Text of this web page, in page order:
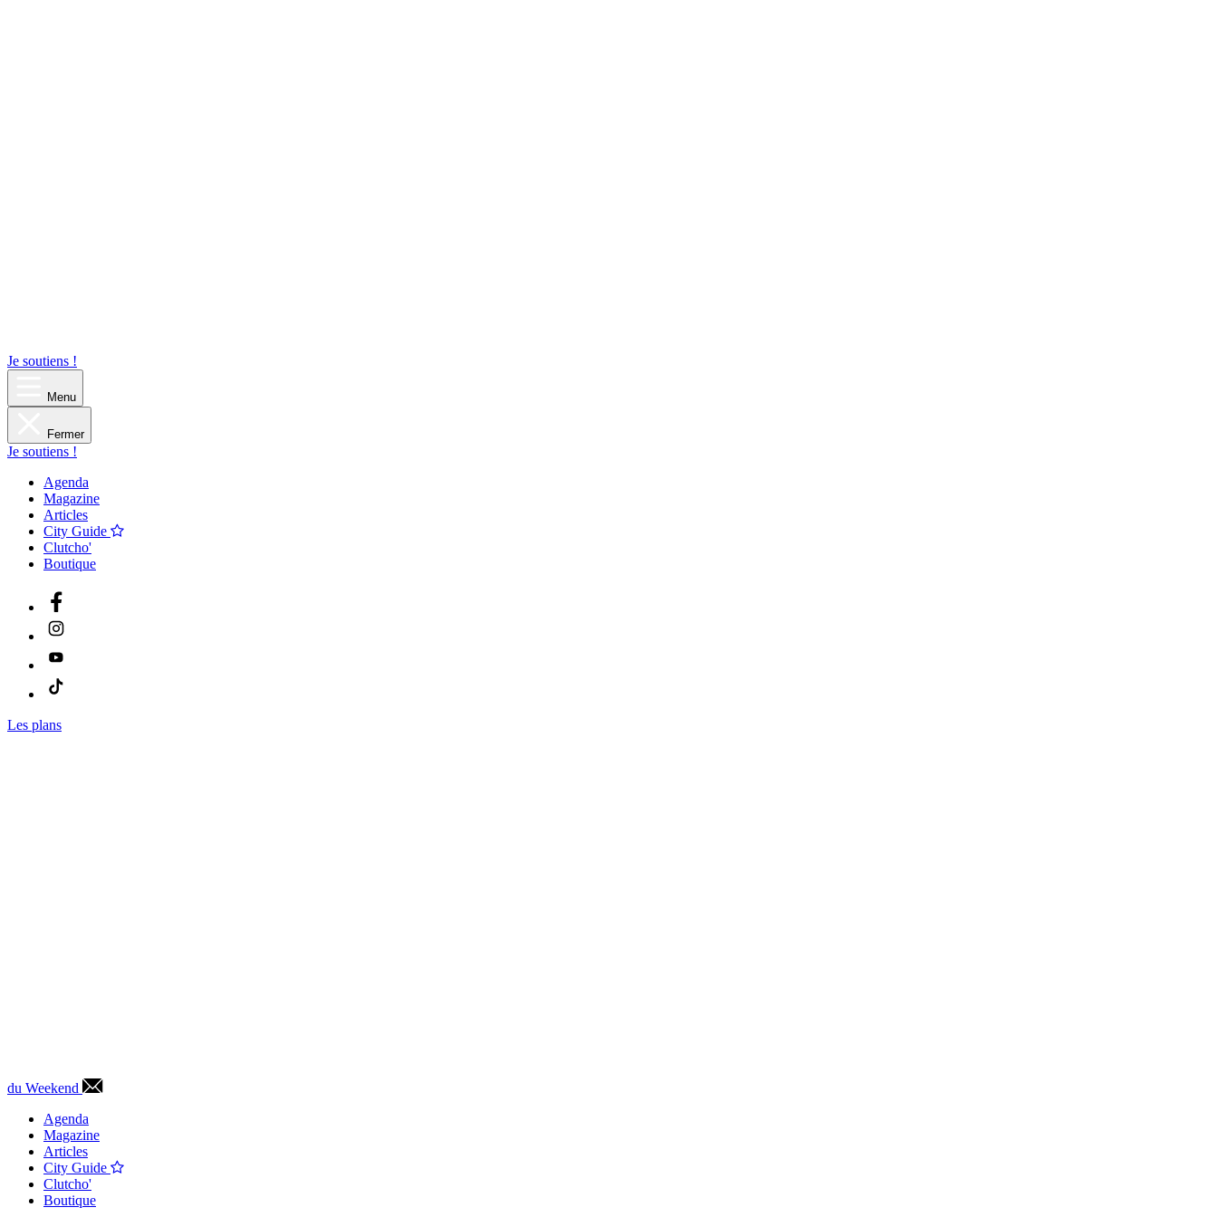
Je soutiens !
Menu
Fermer
Je soutiens !
Agenda
Magazine
Articles
City Guide
Clutcho'
Boutique
Les plans
du Weekend
Agenda
Magazine
Articles
City Guide
Clutcho'
Boutique